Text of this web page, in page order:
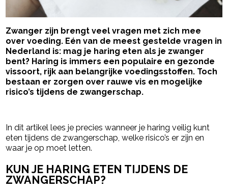
Zwanger zijn brengt veel vragen met zich mee
over voeding. Eén van de meest gestelde vragen in
Nederland is: mag je haring eten als je zwanger
bent? Haring is immers een populaire en gezonde
vissoort, rijk aan belangrijke voedingsstoffen. Toch
bestaan er zorgen over rauwe vis en mogelijke
risico’s tijdens de zwangerschap.
In dit artikel lees je precies wanneer je haring veilig kunt
eten tijdens de zwangerschap, welke risico’s er zijn en
waar je op moet letten.
KUN JE HARING ETEN TIJDENS DE
ZWANGERSCHAP?